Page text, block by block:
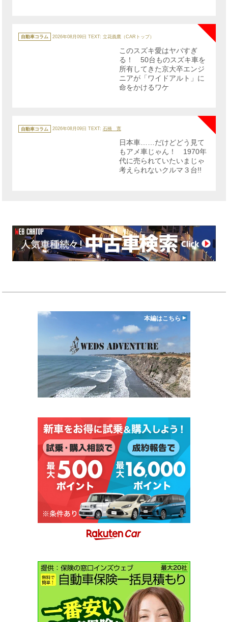
テ
ゴ
自動車コラム 2026年08月09日 TEXT: 立花義鷹（CARトップ）
このスズキ愛はヤバすぎ
る！ 50台ものスズキ車を
所有してきた京大卒エンジ
ニアが「ワイドアルト」に
命をかけるワケ
テ
ゴ
自動車コラム 2026年08月09日 TEXT: 石橋 寛
日本車……だけどどう見て
もアメ車じゃん！ 1970年
代に売られていたいまじゃ
考えられないクルマ３台!!
本編はこちら